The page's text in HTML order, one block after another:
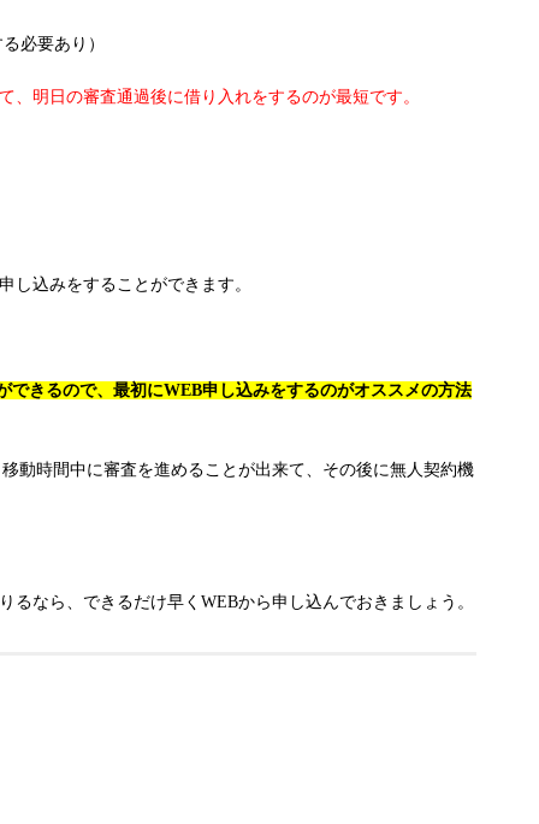
必要あり）
明日の審査通過後に借り入れをするのが最短です。
し込みをすることができます。
きるので、最初にWEB申し込みをするのがオススメの方法
動時間中に審査を進めることが出来て、その後に無人契約機
なら、できるだけ早くWEBから申し込んでおきましょう。